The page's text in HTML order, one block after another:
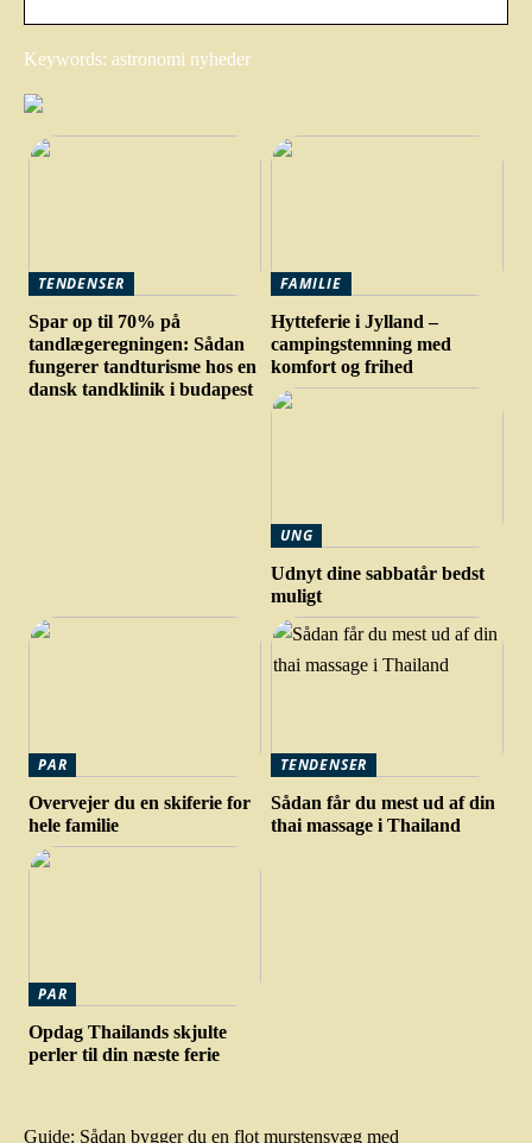
Keywords: astronomi nyheder
TENDENSER
Spar op til 70% på
tandlægeregningen: Sådan
fungerer tandturisme hos en
dansk tandklinik i budapest
FAMILIE
Hytteferie i Jylland –
campingstemning med
komfort og frihed
UNG
Udnyt dine sabbatår bedst
muligt
PAR
Overvejer du en skiferie for
hele familie
TENDENSER
Sådan får du mest ud af din
thai massage i Thailand
PAR
Opdag Thailands skjulte
perler til din næste ferie
Guide: Sådan bygger du en flot murstensvæg med